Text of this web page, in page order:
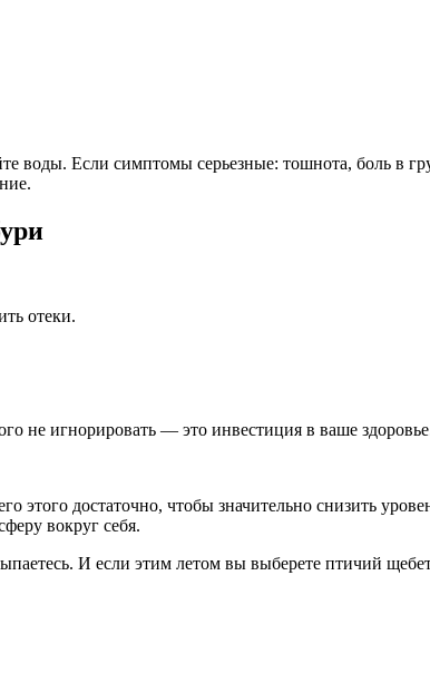
воды. Если симптомы серьезные: тошнота, боль в
отеки.
не игнорировать — это инвестиция в ваше
достаточно, чтобы значительно снизить
вокруг себя.
И если этим летом вы выберете птичий